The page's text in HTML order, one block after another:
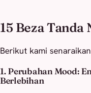
15 Beza
Berikut kami
1. Perubahan Mood:
Berlebihan